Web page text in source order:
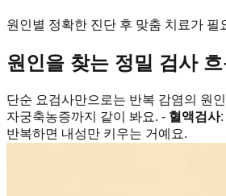
원인별 정확한 진단 후 맞춤 치료가 필
원인을 찾는 정밀 검사
단순 요검사만으로는 반복 감염의 원
자궁축농증까지 같이 봐요. - 혈액검사:
반복하면 내성만 키우는 거예요.